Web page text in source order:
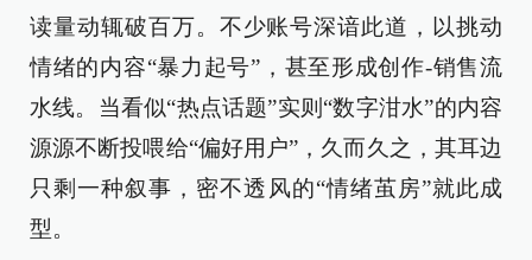
读量动辄破百万。不少账号深谙此道，以挑动
情绪的内容“暴力起号”，甚至形成创作-销售流
水线。当看似“热点话题”实则“数字泔水”的内容
源源不断投喂给“偏好用户”，久而久之，其耳边
只剩一种叙事，密不透风的“情绪茧房”就此成
型。